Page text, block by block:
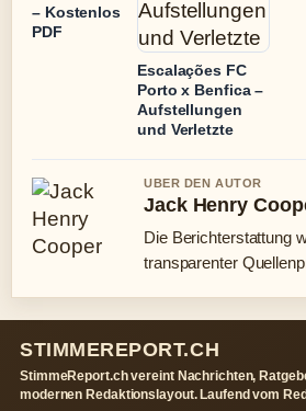
– Kostenlos
PDF
Escalações FC
Porto x Benfica –
Aufstellungen
und Verletzte
UBER DEN AUTOR
Jack Henry
Die Berichterstattung
transparenter
STIMMEREPORT.CH
StimmeReport.ch vereint Nachrichten,
modernen Redaktionslayout. Laufend vom